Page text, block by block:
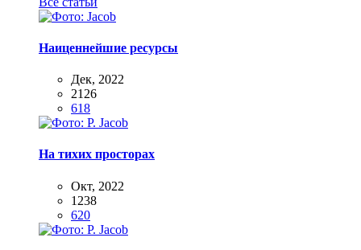
Наиценнейшие ресурсы
Дек, 2022
2126
618
На тихих просторах
Окт, 2022
1238
620